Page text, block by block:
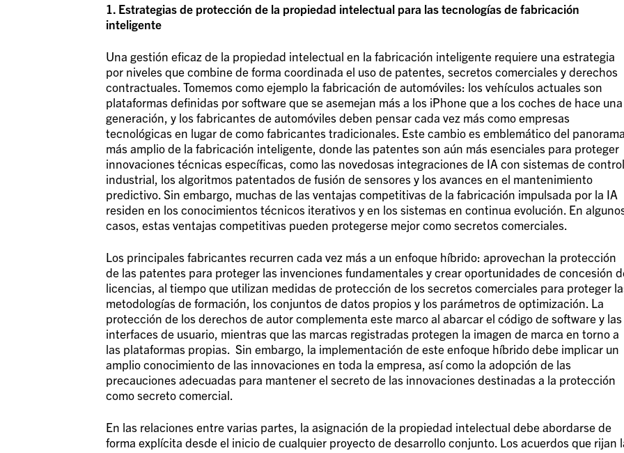
1. Estrategias de protección de la propiedad intelectual para las tecnologías de fabricación
inteligente
Una gestión eficaz de la propiedad intelectual en la fabricación inteligente requiere una estrategia
por niveles que combine de forma coordinada el uso de patentes, secretos comerciales y derechos
contractuales. Tomemos como ejemplo la fabricación de automóviles: los vehículos actuales son
plataformas definidas por software que se asemejan más a los iPhone que a los coches de hace una
generación, y los fabricantes de automóviles deben pensar cada vez más como empresas
tecnológicas en lugar de como fabricantes tradicionales. Este cambio es emblemático del
más amplio de la fabricación inteligente, donde las patentes son aún más esenciales para proteger
innovaciones técnicas específicas, como las novedosas integraciones de IA con sistemas de control
industrial, los algoritmos patentados de fusión de sensores y los avances en el mantenimiento
predictivo. Sin embargo, muchas de las ventajas competitivas de la fabricación impulsada por la IA
residen en los conocimientos técnicos iterativos y en los sistemas en continua evolución. En
casos, estas ventajas competitivas pueden protegerse mejor como secretos comerciales.
Los principales fabricantes recurren cada vez más a un enfoque híbrido: aprovechan la protección
de las patentes para proteger las invenciones fundamentales y crear oportunidades de concesión
licencias, al tiempo que utilizan medidas de protección de los secretos comerciales para proteger
metodologías de formación, los conjuntos de datos propios y los parámetros de optimización. La
protección de los derechos de autor complementa este marco al abarcar el código de software y las
interfaces de usuario, mientras que las marcas registradas protegen la imagen de marca en torno a
las plataformas propias. Sin embargo, la implementación de este enfoque híbrido debe implicar un
amplio conocimiento de las innovaciones en toda la empresa, así como la adopción de las
precauciones adecuadas para mantener el secreto de las innovaciones destinadas a la protección
como secreto comercial.
En las relaciones entre varias partes, la asignación de la propiedad intelectual debe abordarse de
forma explícita desde el inicio de cualquier proyecto de desarrollo conjunto. Los acuerdos que rijan